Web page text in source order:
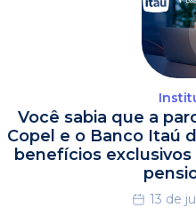
Você sabia que a
Copel e o Banco Itaú
benefícios
13 de